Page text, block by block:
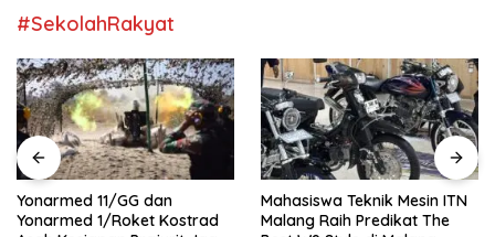
#SekolahRakyat
Yonarmed 11/GG dan
Yonarmed 1/Roket Kostrad
Mahasiswa Teknik Mesin ITN
Malang Raih Predikat The